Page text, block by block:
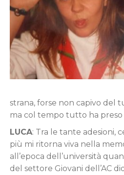
strana, forse non capivo del
ma col tempo tutto ha preso
LUCA: Tra le tante adesioni,
più mi ritorna viva nella
all’epoca dell’università
del settore Giovani dell’AC